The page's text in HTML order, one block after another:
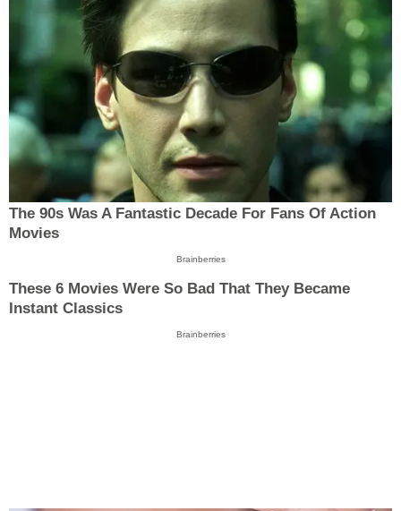
The 90s Was A Fantastic Decade For Fans Of Action
Movies
Brainberries
These 6 Movies Were So Bad That They Became
Instant Classics
Brainberries